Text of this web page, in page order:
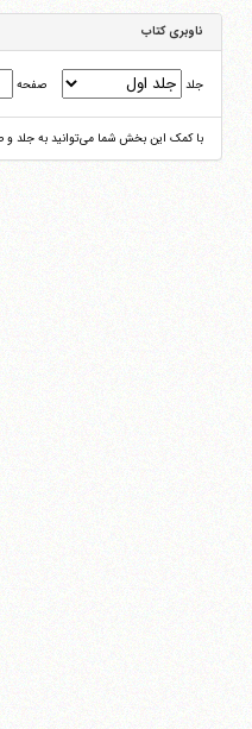
ناوبری کتاب
جلد صفحه
با کمک این بخش شما می‌توانید به جلد و